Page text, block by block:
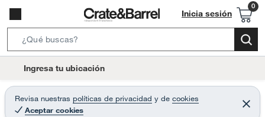
Inicia sesión
e
r
c
Ingresa tu ubicación
Revisa nuestras políticas de privacidad y de cookies
Aceptar cookies
C
e